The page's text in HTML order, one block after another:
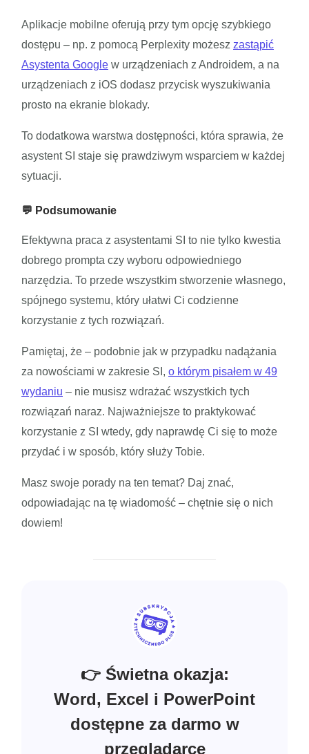
Aplikacje mobilne oferują przy tym opcję szybkiego
dostępu – np. z pomocą Perplexity możesz zastąpić
Asystenta Google w urządzeniach z Androidem, a na
urządzeniach z iOS dodasz przycisk wyszukiwania
prosto na ekranie blokady.
To dodatkowa warstwa dostępności, która sprawia, że
asystent SI staje się prawdziwym wsparciem w każdej
sytuacji.
💬 Podsumowanie
Efektywna praca z asystentami SI to nie tylko kwestia
dobrego prompta czy wyboru odpowiedniego
narzędzia. To przede wszystkim stworzenie własnego,
spójnego systemu, który ułatwi Ci codzienne
korzystanie z tych rozwiązań.
Pamiętaj, że – podobnie jak w przypadku nadążania
za nowościami w zakresie SI, o którym pisałem w 49
wydaniu – nie musisz wdrażać wszystkich tych
rozwiązań naraz. Najważniejsze to praktykować
korzystanie z SI wtedy, gdy naprawdę Ci się to może
przydać i w sposób, który służy Tobie.
Masz swoje porady na ten temat? Daj znać,
odpowiadając na tę wiadomość – chętnie się o nich
dowiem!
👉 Świetna okazja:
Word, Excel i PowerPoint
dostępne za darmo w
przeglądarce